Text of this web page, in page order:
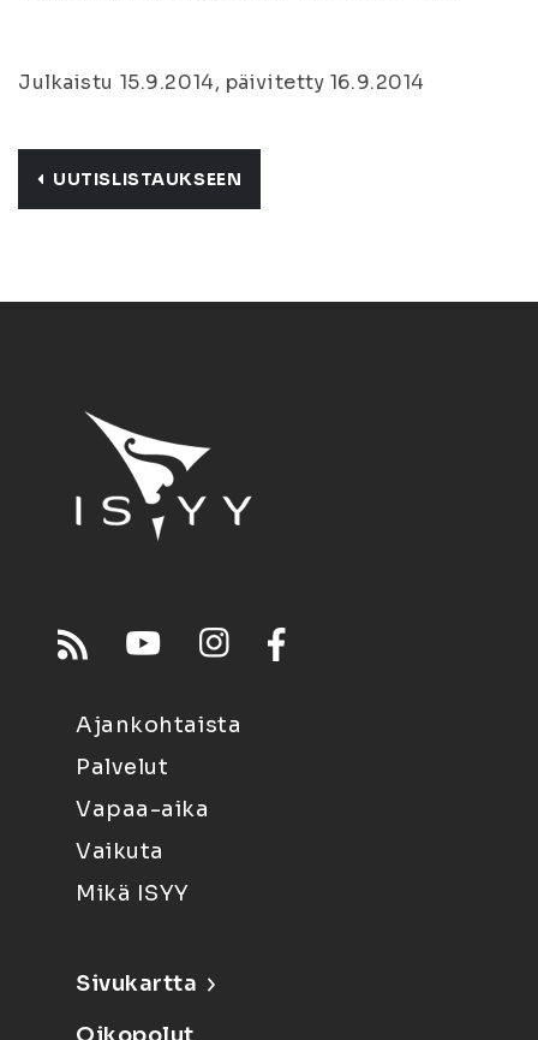
Julkaistu 15.9.2014, päivitetty 16.9.2014
UUTISLISTAUKSEEN
Ajankohtaista
Palvelut
Vapaa-aika
Vaikuta
Mikä ISYY
Sivukartta